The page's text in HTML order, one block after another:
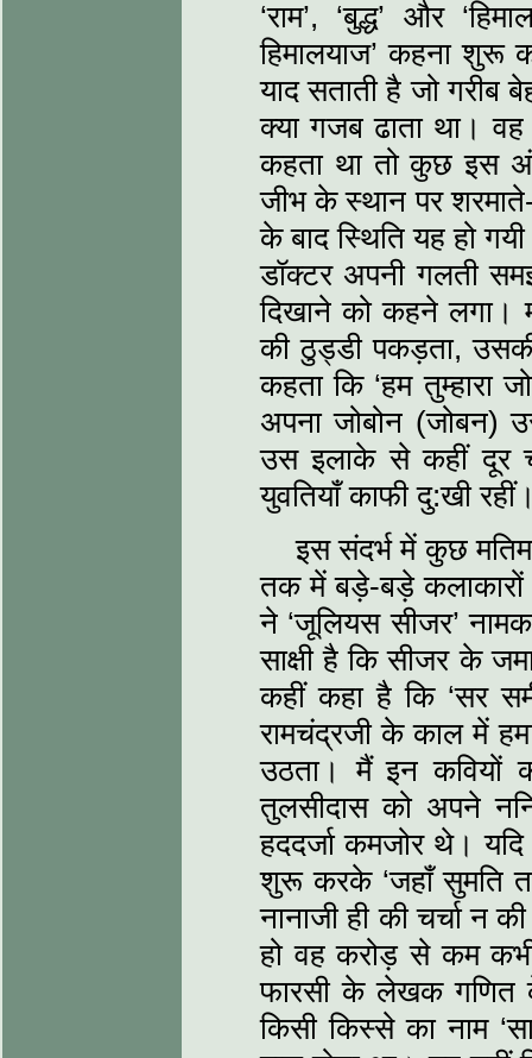
‘राम’, ‘बुद्ध’ और
हिमालयाज’ कहना शुरू
याद सताती है जो गरीब
क्‍या गजब ढाता था।
कहता था तो कुछ इस
जीभ के स्‍थान पर
के बाद स्थिति यह हो
डॉक्‍टर अपनी गलती
दिखाने को कहने लगा।
की ठुड्डी पकड़ता,
कहता कि ‘हम तुम्‍हारा
अपना जोबोन (जोबन)
उस इलाके से कहीं दूर
युवतियाँ काफी दु:खी
इस संदर्भ में कुछ
तक में बड़े-बड़े कलाकारों
ने ‘जूलियस सीजर’
साक्षी है कि सीजर के
कहीं कहा है कि ‘सर
रामचंद्रजी के काल में
उठता। मैं इन कवियों
तुलसीदास को अपने
हददर्जा कमजोर थे। यदि
शुरू करके ‘जहाँ सुमति
नानाजी ही की चर्चा न
हो वह करोड़ से कम कभी
फारसी के लेखक गणित
किसी किस्‍से का नाम